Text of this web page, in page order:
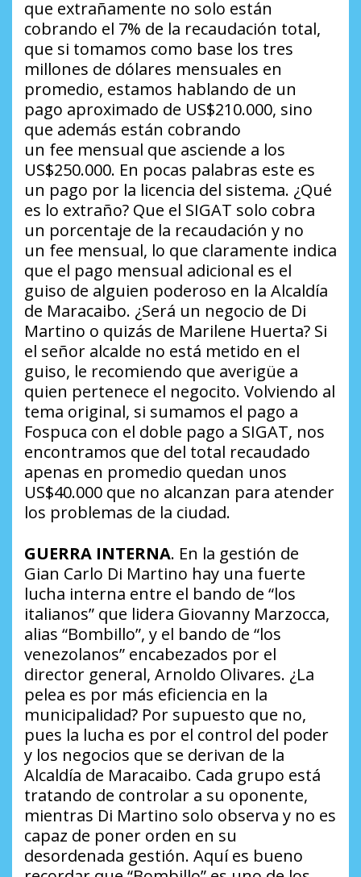
que extrañamente no solo están
cobrando el 7% de la recaudación total,
que si tomamos como base los tres
millones de dólares mensuales en
promedio, estamos hablando de un
pago aproximado de US$210.000, sino
que además están cobrando
un fee mensual que asciende a los
US$250.000. En pocas palabras este es
un pago por la licencia del sistema. ¿Qué
es lo extraño? Que el SIGAT solo cobra
un porcentaje de la recaudación y no
un fee mensual, lo que claramente indica
que el pago mensual adicional es el
guiso de alguien poderoso en la Alcaldía
de Maracaibo. ¿Será un negocio de Di
Martino o quizás de Marilene Huerta? Si
el señor alcalde no está metido en el
guiso, le recomiendo que averigüe a
quien pertenece el negocito. Volviendo al
tema original, si sumamos el pago a
Fospuca con el doble pago a SIGAT, nos
encontramos que del total recaudado
apenas en promedio quedan unos
US$40.000 que no alcanzan para atender
los problemas de la ciudad.
GUERRA INTERNA. En la gestión de
Gian Carlo Di Martino hay una fuerte
lucha interna entre el bando de “los
italianos” que lidera Giovanny Marzocca,
alias “Bombillo”, y el bando de “los
venezolanos” encabezados por el
director general, Arnoldo Olivares. ¿La
pelea es por más eficiencia en la
municipalidad? Por supuesto que no,
pues la lucha es por el control del poder
y los negocios que se derivan de la
Alcaldía de Maracaibo. Cada grupo está
tratando de controlar a su oponente,
mientras Di Martino solo observa y no es
capaz de poner orden en su
desordenada gestión. Aquí es bueno